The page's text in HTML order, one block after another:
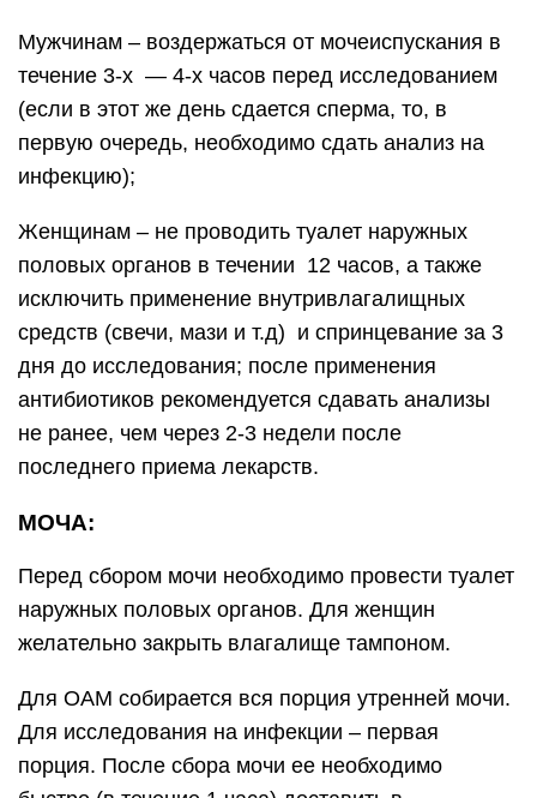
Мужчинам – воздержаться от мочеиспускания в
течение 3-х — 4-х часов перед исследованием
(если в этот же день сдается сперма, то, в
первую очередь, необходимо сдать анализ на
инфекцию);
Женщинам – не проводить туалет наружных
половых органов в течении 12 часов, а также
исключить применение внутривлагалищных
средств (свечи, мази и т.д) и спринцевание за 3
дня до исследования; после применения
антибиотиков рекомендуется сдавать анализы
не ранее, чем через 2-3 недели после
последнего приема лекарств.
МОЧА:
Перед сбором мочи необходимо провести туалет
наружных половых органов. Для женщин
желательно закрыть влагалище тампоном.
Для ОАМ собирается вся порция утренней мочи.
Для исследования на инфекции – первая
порция. После сбора мочи ее необходимо